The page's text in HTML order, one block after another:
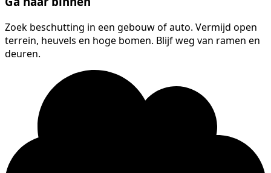
Zoek beschutting in een gebouw of auto. Vermijd open
terrein, heuvels en hoge bomen. Blijf weg van ramen en
deuren.